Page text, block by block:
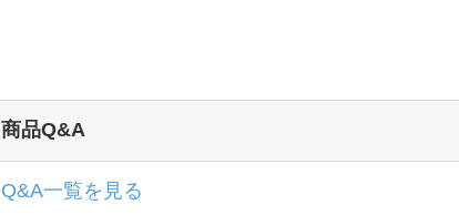
商品Q&A
Q&A一覧を見る